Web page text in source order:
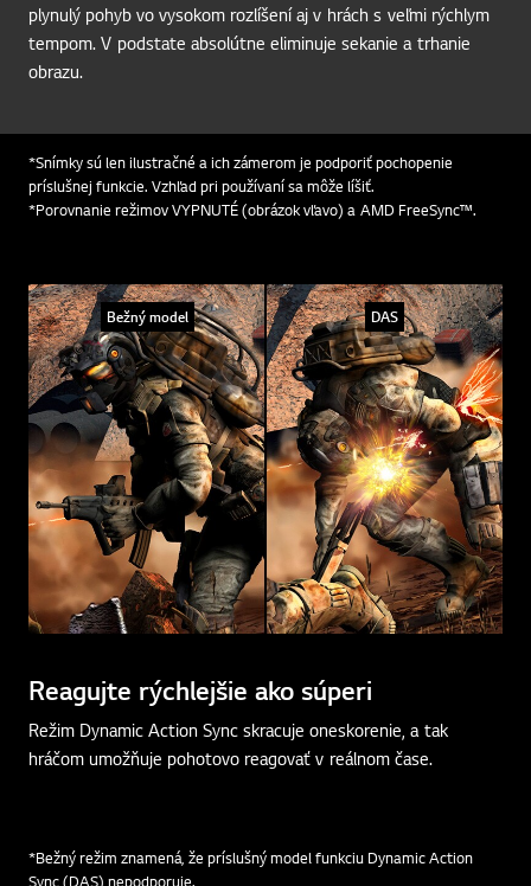
plynulý pohyb vo vysokom rozlíšení aj v hrách s veľmi rýchlym
tempom. V podstate absolútne eliminuje sekanie a trhanie
obrazu.
*Snímky sú len ilustračné a ich zámerom je podporiť pochopenie
príslušnej funkcie. Vzhľad pri používaní sa môže líšiť.
*Porovnanie režimov VYPNUTÉ (obrázok vľavo) a AMD FreeSync™.
Bežný model DAS
Reagujte rýchlejšie ako súperi
Režim Dynamic Action Sync skracuje oneskorenie, a tak
hráčom umožňuje pohotovo reagovať v reálnom čase.
*Bežný režim znamená, že príslušný model funkciu Dynamic Action
Sync (DAS) nepodporuje.